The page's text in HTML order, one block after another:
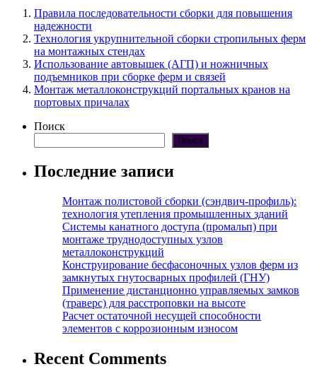
Правила последовательности сборки для повышения
надежности
Технология укрупнительной сборки стропильных ферм
на монтажных стендах
Использование автовышек (АГП) и ножничных
подъемников при сборке ферм и связей
Монтаж металлоконструкций портальных кранов на
портовых причалах
Поиск
Поиск
Последние записи
Монтаж полистовой сборки (сэндвич-профиль):
технология утепления промышленных зданий
Системы канатного доступа (промальп) при
монтаже труднодоступных узлов
металлоконструкций
Конструирование бесфасоночных узлов ферм из
замкнутых гнутосварных профилей (ГНУ)
Применение дистанционно управляемых замков
(траверс) для расстроповки на высоте
Расчет остаточной несущей способности
элементов с коррозионным износом
Recent Comments